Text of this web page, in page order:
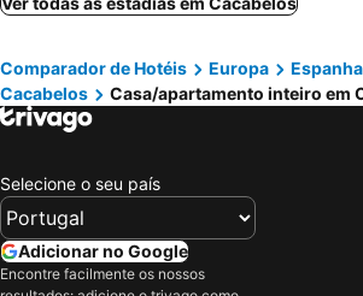
Comparador de Hotéis Europa Espanha
Cacabelos
Casa/apartamento inteiro em
Selecione o seu país
Adicionar no Google
Encontre facilmente os nossos